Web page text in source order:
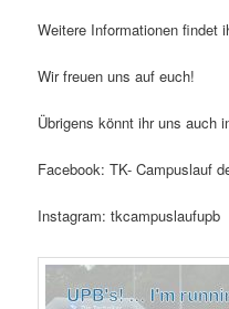
Weitere Informationen findet
Wir freuen uns auf euch!
Übrigens könnt ihr uns auch
Facebook: TK- Campuslauf
Instagram: tkcampuslaufupb